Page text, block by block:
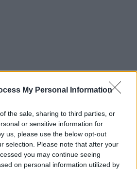
My Personal Information
the sale, sharing to third parties, or
or sensitive information for
us, please use the below opt-out
selection. Please note that after your
you may continue seeing
on personal information utilized by